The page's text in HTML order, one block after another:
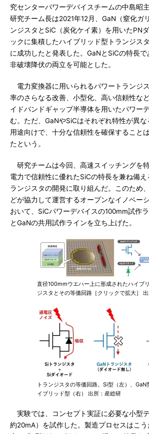
究センターパワーデバイスチームの中島昭
研究チーム長は2021年12月、GaN（窒化ガ
ンジスタとSiC（炭化ケイ素）を用いたPN
ックに集積したハイブリッド型トランジス
に成功したと発表した。GaNとSiCの特長で
非破壊降伏の両立を可能とした。
電力変換器に用いられるパワートランジ
率のさらなる改善、小型化、高い信頼性な
イドバンドギャップ半導体を用いたパワー
む。ただ、GaNやSiCはそれぞれ特性が異
用途向けで、十分な信頼性を確保すること
たという。
研究チームは今回、高速スイッチングを
電力で信頼性に優れたSiCの特長を兼ね備え
ランジスタの開発に取り組んだ。このため
どが協力して運営するオープンなイノベー
おいて、SiCパワーデバイスの100mm試作
とGaNの共用試作ラインを立ち上げた。
直径100mmウエハー上に形成されたハイブ
ジスタとその等価回路［クリックで拡大］
トランジスタの等価回路。Si型（左）、GaN
イブリッド型（右） 出所：産総研
実験では、コンセプト実証に必要な小型
約20mA）を試作した。製造プロセスはこ